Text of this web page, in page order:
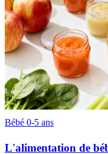
Bébé 0-5 ans
L'alimentation de